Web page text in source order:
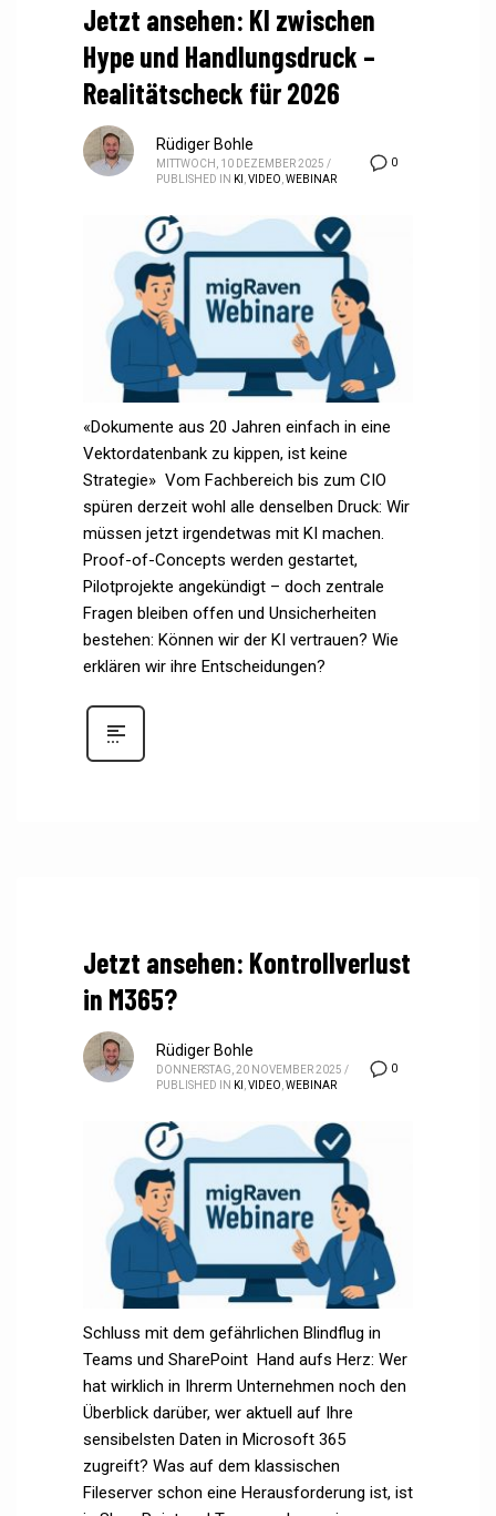
Jetzt ansehen: KI zwischen
Hype und Handlungsdruck –
Realitätscheck für 2026
0
Rüdiger Bohle
MITTWOCH, 10 DEZEMBER 2025 /
PUBLISHED IN KI VIDEO WEBINAR
«Dokumente aus 20 Jahren einfach in eine
Vektordatenbank zu kippen, ist keine
Strategie» Vom Fachbereich bis zum CIO
spüren derzeit wohl alle denselben Druck: Wir
müssen jetzt irgendetwas mit KI machen.
Proof-of-Concepts werden gestartet,
Pilotprojekte angekündigt – doch zentrale
Fragen bleiben offen und Unsicherheiten
bestehen: Können wir der KI vertrauen? Wie
erklären wir ihre Entscheidungen?
Jetzt ansehen: Kontrollverlust
in M365?
0
Rüdiger Bohle
DONNERSTAG, 20 NOVEMBER 2025 /
PUBLISHED IN KI VIDEO WEBINAR
Schluss mit dem gefährlichen Blindflug in
Teams und SharePoint Hand aufs Herz: Wer
hat wirklich in Ihrerm Unternehmen noch den
Überblick darüber, wer aktuell auf Ihre
sensibelsten Daten in Microsoft 365
zugreift? Was auf dem klassischen
Fileserver schon eine Herausforderung ist, ist